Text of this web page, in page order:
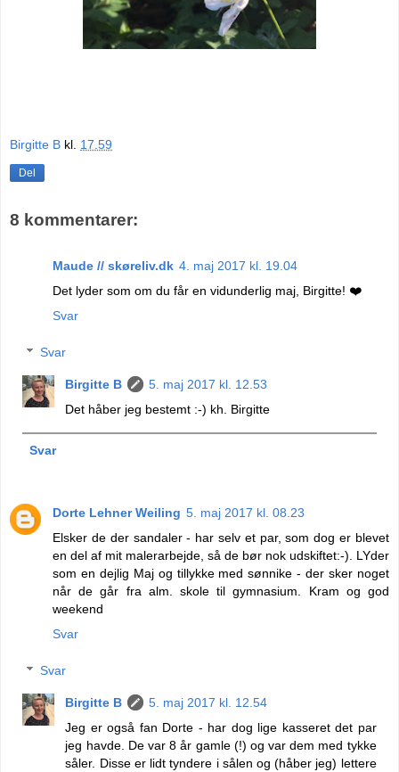
Birgitte B kl. 17.59
Del
8 kommentarer:
Maude // skøreliv.dk 4. maj 2017 kl. 19.04
Det lyder som om du får en vidunderlig maj, Birgitte! ❤️
Svar
Svar
Birgitte B
5. maj 2017 kl. 12.53
Det håber jeg bestemt :-) kh. Birgitte
Svar
Dorte Lehner Weiling 5. maj 2017 kl. 08.23
Elsker de der sandaler - har selv et par, som dog er blevet
en del af mit malerarbejde, så de bør nok udskiftet:-). LYder
som en dejlig Maj og tillykke med sønnike - der sker noget
når de går fra alm. skole til gymnasium. Kram og god
weekend
Svar
Svar
Birgitte B
5. maj 2017 kl. 12.54
Jeg er også fan Dorte - har dog lige kasseret det par
jeg havde. De var 8 år gamle (!) og var dem med tykke
såler. Disse er lidt tyndere i sålen og (håber jeg) lettere